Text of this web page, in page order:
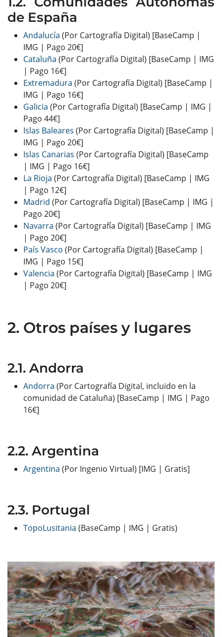
de España
Andalucía (Por Cartografía Digital) [BaseCamp |
IMG | Pago 20€]
Cataluña (Por Cartografía Digital) [BaseCamp | IMG
| Pago 16€]
Extremadura (Por Cartografía Digital) [BaseCamp |
IMG | Pago 16€]
Galicia (Por Cartografía Digital) [BaseCamp | IMG |
Pago 44€]
Islas Baleares (Por Cartografía Digital) [BaseCamp |
IMG | Pago 20€]
Islas Canarias (Por Cartografía Digital) [BaseCamp
| IMG | Pago 16€]
La Rioja (Por Cartografía Digital) [BaseCamp | IMG
| Pago 12€]
Madrid (Por Cartografía Digital) [BaseCamp | IMG |
Pago 20€]
Navarra (Por Cartografía Digital) [BaseCamp | IMG
| Pago 20€]
País Vasco (Por Cartografía Digital) [BaseCamp |
IMG | Pago 15€]
Valencia (Por Cartografía Digital) [BaseCamp | IMG
| Pago 20€]
Otros países y lugares
Andorra
Andorra (Por Cartografía Digital, incluido en la
comunidad de Cataluña) [BaseCamp | IMG | Pago
16€]
Argentina
Argentina (Por Ingenio Virtual) [IMG | Gratis]
Portugal
TopoLusitania (BaseCamp | IMG | Gratis)